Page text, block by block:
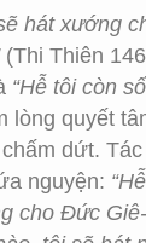
hát xướng
(Thi Thiên
“Hễ tôi còn
lòng quyết
dứt.
nguyện:
cho Đức